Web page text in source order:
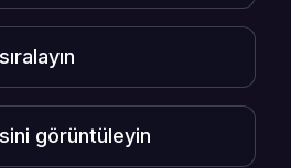
görüntüleyin